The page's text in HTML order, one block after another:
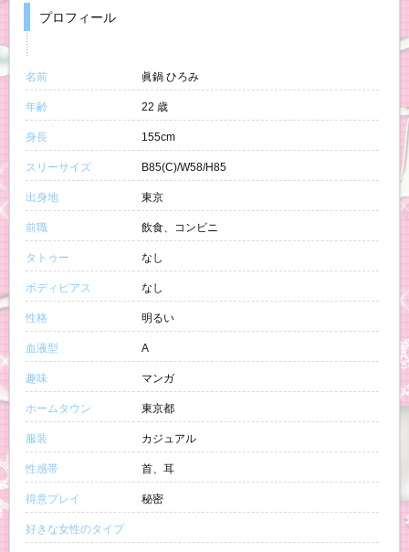
プロフィール
名前 眞鍋 ひろみ
年齢 22 歳
身長 155cm
スリーサイズ B85(C)/W58/H85
出身地 東京
前職 飲食、コンビニ
タトゥー なし
ボディピアス なし
性格 明るい
血液型 A
趣味 マンガ
ホームタウン 東京都
服装 カジュアル
性感帯 首、耳
得意プレイ 秘密
好きな女性のタイプ